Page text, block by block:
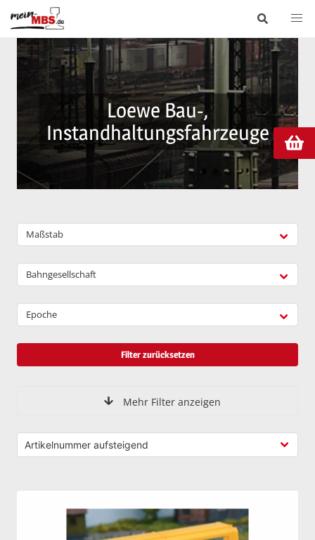
Loewe Bau-,
Instandhaltungsfahrzeuge
Maßstab
Bahngesellschaft
Epoche
Filter zurücksetzen
Mehr Filter anzeigen